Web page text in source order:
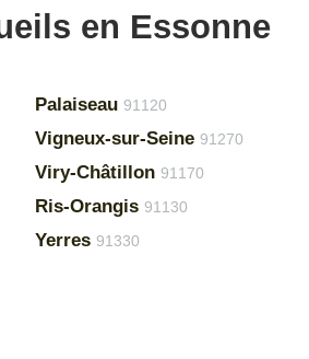
en Essonne
Palaiseau 91120
Vigneux-sur-Seine 91270
Viry-Châtillon 91170
Ris-Orangis 91130
Yerres 91330